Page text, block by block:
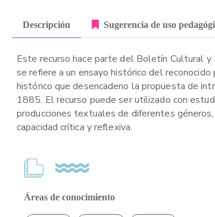
Descripción Sugerencia de uso
Este recurso hace parte del Boletín Cultural
se refiere a un ensayo histórico del
histórico que desencadeno la propuesta de
1885. El recurso puede ser utilizado con
producciones textuales de diferentes
capacidad crítica y reflexiva.
Áreas de conocimiento